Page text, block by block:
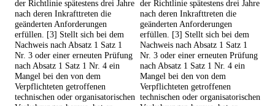
der Richtlinie spätestens drei Jahre
nach deren Inkrafttreten die
geänderten Anforderungen
erfüllen. [3] Stellt sich bei dem
Nachweis nach Absatz 1 Satz 1
Nr. 3 oder einer erneuten Prüfung
nach Absatz 1 Satz 1 Nr. 4 ein
Mangel bei den von dem
Verpflichteten getroffenen
technischen oder organisatorischen
der Richtlinie spätestens drei Jahre
nach deren Inkrafttreten die
geänderten Anforderungen
erfüllen. [3] Stellt sich bei dem
Nachweis nach Absatz 1 Satz 1
Nr. 3 oder einer erneuten Prüfung
nach Absatz 1 Satz 1 Nr. 4 ein
Mangel bei den von dem
Verpflichteten getroffenen
technischen oder organisatorischen